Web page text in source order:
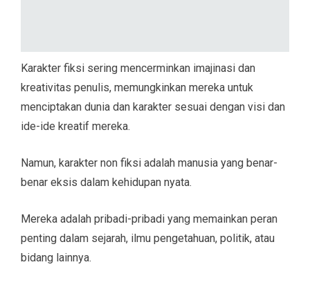
Karakter fiksi sering mencerminkan imajinasi dan
kreativitas penulis, memungkinkan mereka untuk
menciptakan dunia dan karakter sesuai dengan visi dan
ide-ide kreatif mereka.
Namun, karakter non fiksi adalah manusia yang benar-
benar eksis dalam kehidupan nyata.
Mereka adalah pribadi-pribadi yang memainkan peran
penting dalam sejarah, ilmu pengetahuan, politik, atau
bidang lainnya.